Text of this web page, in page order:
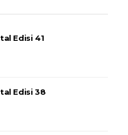
Edisi 41
Edisi 38